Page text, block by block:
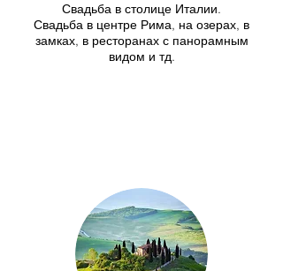
Свадьба в столице Италии.
Свадьба в центре Рима, на озерах, в
замках, в ресторанах с панорамным
видом и тд.